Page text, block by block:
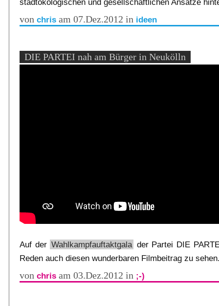
stadtökologischen und gesellschaftlichen Ansätze
von chris am 07.Dez.2012 in ideen
DIE PARTEI nah am Bürger in Neukölln
Auf der Wahlkampfauftaktgala der Partei DIE
Reden auch diesen wunderbaren Filmbeitrag zu
von chris am 03.Dez.2012 in ;-)